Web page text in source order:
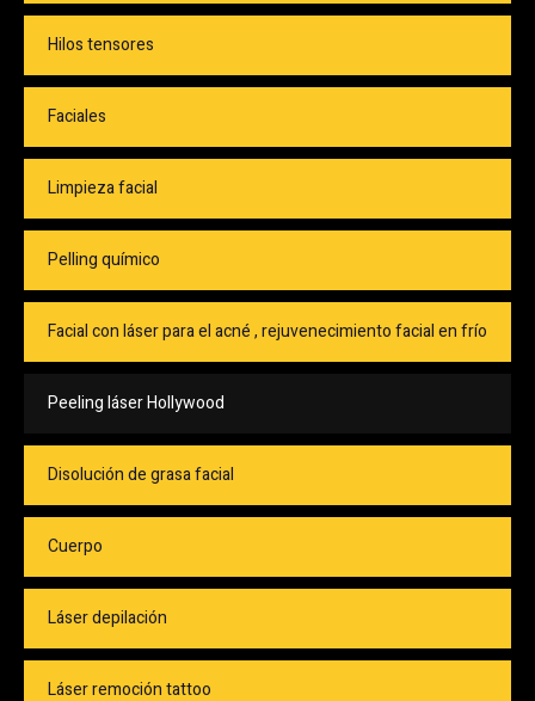
Hilos tensores
Faciales
Limpieza facial
Pelling químico
Facial con láser para el acné , rejuvenecimiento facial en frío
Peeling láser Hollywood
Disolución de grasa facial
Cuerpo
Láser depilación
Láser remoción tattoo